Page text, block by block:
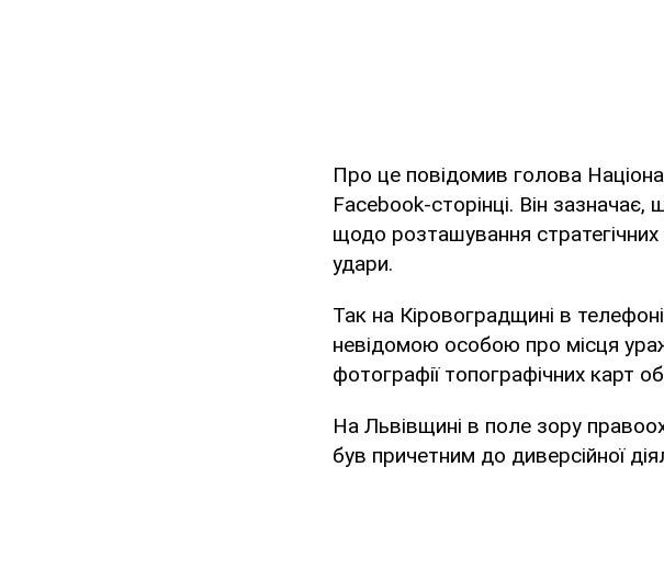
Про це повідомив голова
Facebook-сторінці. Він
щодо розташування стратегічних
удари.
Так на Кіровоградщині в
невідомою особою про місця
фотографії топографічних карт
На Львівщині в поле зору
був причетним до диверсійної